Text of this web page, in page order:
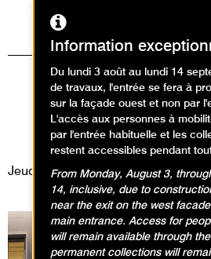
Marguerite
La jeune
ruban
Événement,
Jeudi 10 avril 2025
Information
Du lundi 3 août au lundi 14
de travaux, l'entrée se fera à
sur la façade ouest et non par
L'accès aux personnes à
par l'entrée habituelle et les
restent accessibles pendant
From Monday, August 3,
14, inclusive, due to
near the exit on the west
main entrance. Access for
will remain available through
permanent collections will